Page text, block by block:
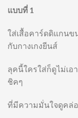
แบบที่ 1
ใส่เสื้อคาร์ดดิแกน
กับกางเกงยีนส์
ลุคนี้ใครใส่ก็ดูไม่เอ
ชิคๆ
ที่มีความมั่นใจดูคล่